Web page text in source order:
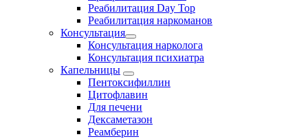
Реабилитация Day Top
Реабилитация наркоманов
Консультация
Консультация нарколога
Консультация психиатра
Капельницы
Пентоксифиллин
Цитофлавин
Для печени
Дексаметазон
Реамберин